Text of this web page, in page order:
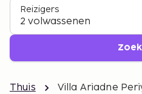
Reizigers
2 volwassenen
Thuis Villa Ariadne